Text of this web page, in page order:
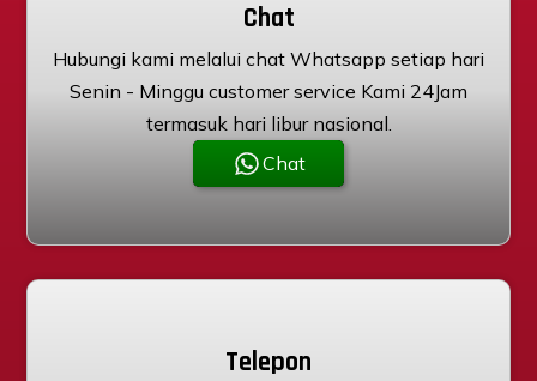
Chat
Hubungi kami melalui chat Whatsapp setiap hari
Senin - Minggu customer service Kami 24Jam
termasuk hari libur nasional.
Chat
Telepon